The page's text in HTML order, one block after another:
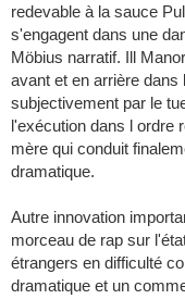
redevable à la sauce
s'engagent dans une
Möbius narratif. Ill
avant et en arrière
subjectivement par le
l'exécution dans l ordre
mère qui conduit
dramatique.
Autre innovation
morceau de rap sur
étrangers en difficulté
dramatique et un